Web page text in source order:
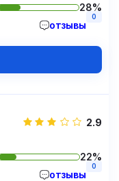
28%
отзывы
0
2.9
22%
отзывы
0